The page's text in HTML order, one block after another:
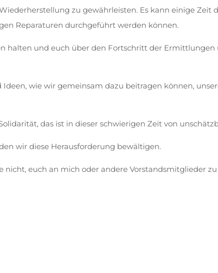
zu gewährleisten. Es kann einige Zeit
Reparaturen durchgeführt werden können.
halten und euch über den Fortschritt der Ermittlungen
wie wir gemeinsam dazu beitragen können,
das ist in dieser schwierigen Zeit von
wir diese Herausforderung bewältigen.
euch an mich oder andere Vorstandsmitglieder